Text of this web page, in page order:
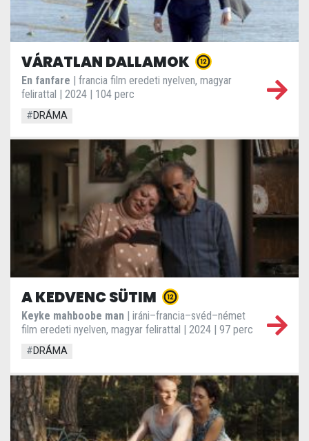
VÁRATLAN DALLAMOK
En fanfare | francia film eredeti nyelven, magyar
felirattal | 2024 | 104 perc
#DRÁMA
A KEDVENC SÜTIM
Keyke mahboobe man | iráni–francia–svéd–német
film eredeti nyelven, magyar felirattal | 2024 | 97 perc
#DRÁMA